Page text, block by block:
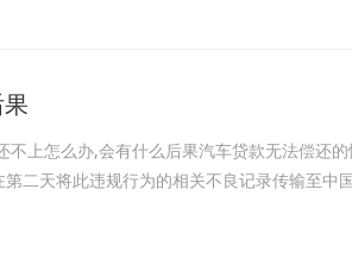
上怎么办,会有什么后果汽车贷款无法偿还
二天将此违规行为的相关不良记录传输至